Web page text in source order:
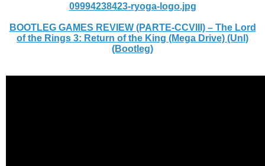
09994238423-ryoga-logo.jpg
BOOTLEG GAMES REVIEW (PARTE-CCVIII) – The Lord
of the Rings 3: Return of the King (Mega Drive) (Unl)
(Bootleg)